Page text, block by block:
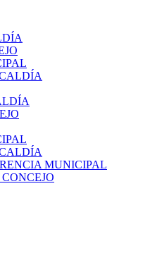
MUNICIPAL